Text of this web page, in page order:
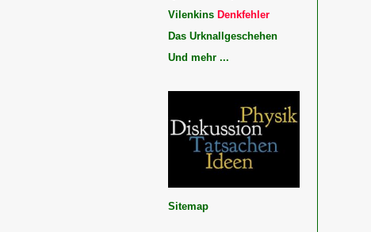
Vilenkins Denkfehler
Das Urknallgeschehen
Und mehr ...
Geist
Physik,
Sitemap